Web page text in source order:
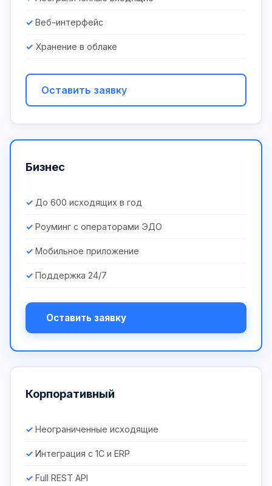
Веб-интерфейс
Хранение в облаке
Оставить заявку
Бизнес
До 600 исходящих в год
Роуминг с операторами ЭДО
Мобильное приложение
Поддержка 24/7
Оставить заявку
Корпоративный
Неограниченные исходящие
Интеграция с 1С и ERP
Full REST API